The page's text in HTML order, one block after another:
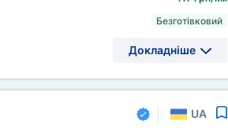
Безготівковий
Докладніше
UA